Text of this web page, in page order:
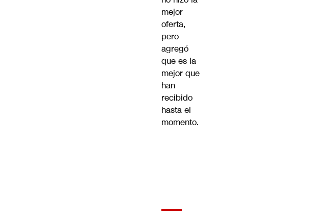
mejor
oferta,
pero
agregó
que es la
mejor que
han
recibido
hasta el
momento.